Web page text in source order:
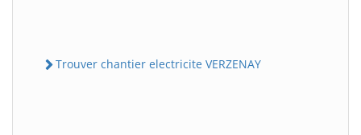
Trouver chantier electricite VERZENAY